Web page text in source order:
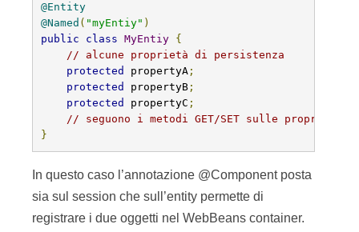
@Entity
@Named ( "myEntiy" )
public
class MyEntiy {
// alcune proprietà di persistenza
protected
propertyA ;
protected
propertyB ;
protected
propertyC ;
// seguono i metodi GET/SET sulle proprietà
}
In questo caso l’annotazione @Component posta
sia sul session che sull’entity permette di
registrare i due oggetti nel WebBeans container.